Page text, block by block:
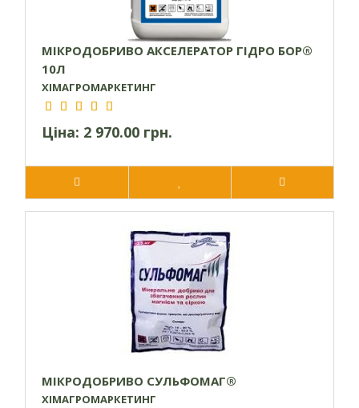
МІКРОДОБРИВО АКСЕЛЕРАТОР ГІДРО БОР®
10Л
ХІМАГРОМАРКЕТИНГ
Ціна: 2 970.00 грн.
МІКРОДОБРИВО СУЛЬФОМАГ®
ХІМАГРОМАРКЕТИНГ